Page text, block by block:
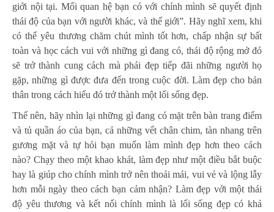
giới nội tại. Mối quan hệ bạn có với chính mình sẽ quyết định
thái độ của bạn với người khác, và thế giới”. Hãy nghĩ xem, khi
có thể yêu thương chăm chút mình tốt hơn, chấp nhận sự bất
toàn và học cách vui với những gì đang có, thái độ rộng mở đó
sẽ trở thành cung cách mà phái đẹp tiếp đãi những người họ
gặp, những gì được đưa đến trong cuộc đời. Làm đẹp cho bản
thân trong cách hiểu đó trở thành một lối sống đẹp.
Thế nên, hãy nhìn lại những gì đang có mặt trên bàn trang điểm
và tủ quần áo của bạn, cả những vết chân chim, tàn nhang trên
gương mặt và tự hỏi bạn muốn làm mình đẹp hơn theo cách
nào? Chạy theo một khao khát, làm đẹp như một điều bắt buộc
hay là giúp cho chính mình trở nên thoải mái, vui vẻ và lộng lẫy
hơn mỗi ngày theo cách bạn cảm nhận? Làm đẹp với một thái
độ yêu thương và kết nối chính mình là lối sống đẹp có khả